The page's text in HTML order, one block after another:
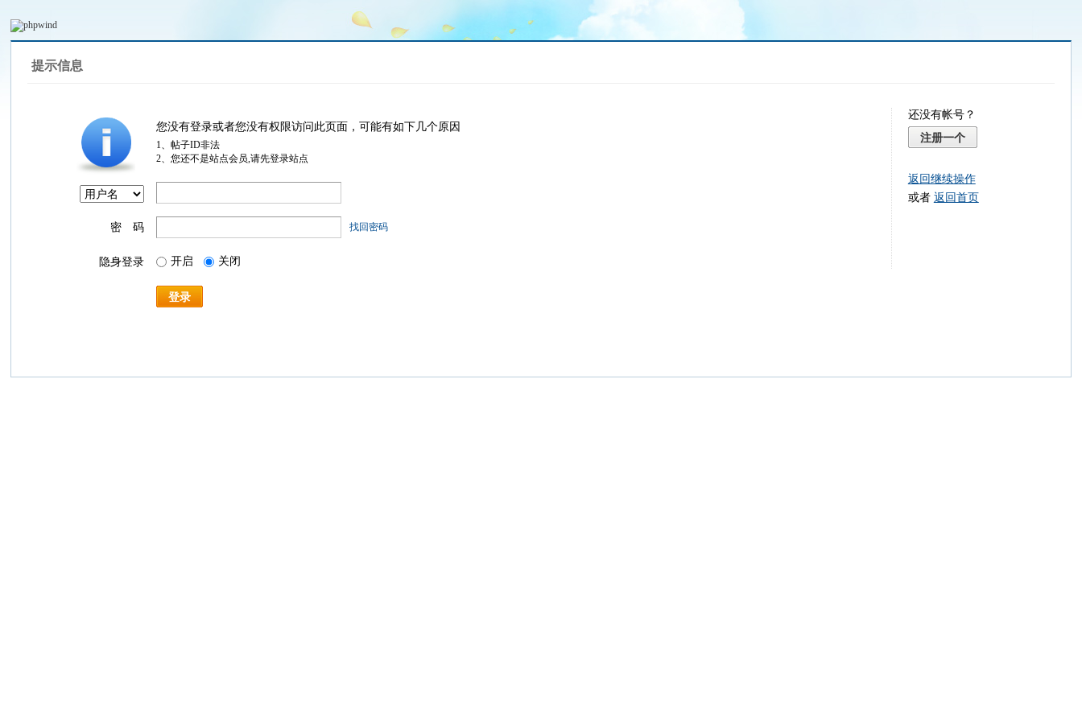
提示信息
您没有登录或者您没有权限访问此页面，可能有如下几个原因
1、帖子ID非法
2、您还不是站点会员,请先登录站点
密 码 找回密码
隐身登录 开启 关闭
登录
还没有帐号？
注册一个
返回继续操作
或者 返回首页